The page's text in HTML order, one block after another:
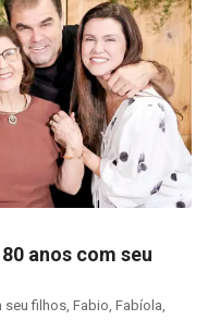
anos com seu
filhos, Fabio, Fabíola,